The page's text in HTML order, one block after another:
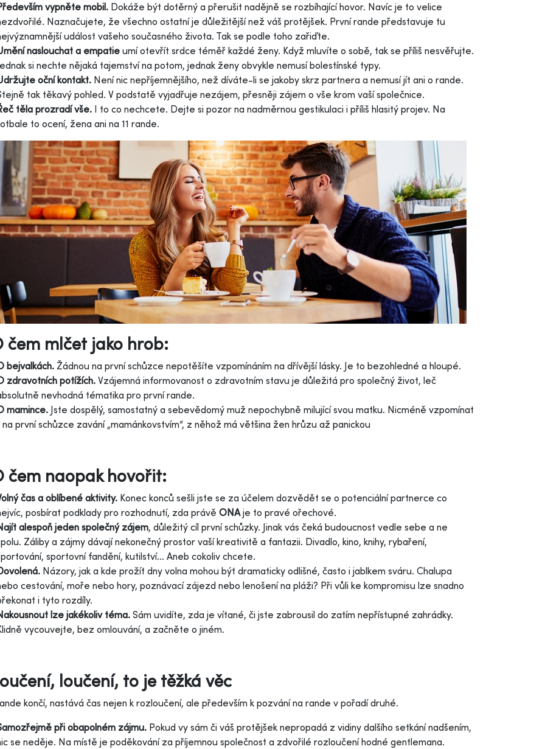
vypněte mobil. Dokáže být dotěrný a přerušit nadějně se rozbíhající hovor. Navíc je to velice
Naznačujete, že všechno ostatní je důležitější než váš protějšek. První rande představuje tu
událost vašeho současného života. Tak se podle toho zařiďte.
naslouchat a empatie umí otevřít srdce téměř každé ženy. Když mluvíte o sobě, tak se příliš nesvěřujte.
si nechte nějaká tajemství na potom, jednak ženy obvykle nemusí bolestínské typy.
oční kontakt. Není nic nepříjemnějšího, než díváte-li se jakoby skrz partnera a nemusí jít ani o rande.
tak těkavý pohled. V podstatě vyjadřuje nezájem, přesněji zájem o vše krom vaší společnice.
těla prozradí vše. I to co nechcete. Dejte si pozor na nadměrnou gestikulaci i příliš hlasitý projev. Na
to ocení, žena ani na 11 rande.
čem mlčet jako hrob:
bejvalkách. Žádnou na první schůzce nepotěšíte vzpomínáním na dřívější lásky. Je to bezohledné a hloupé.
zdravotních potížích. Vzájemná informovanost o zdravotním stavu je důležitá pro společný život, leč
nevhodná tématika pro první rande.
mamince. Jste dospělý, samostatný a sebevědomý muž nepochybně milující svou matku. Nicméně vzpomínat
na první schůzce zavání „mamánkovstvím“, z něhož má většina žen hrůzu až panickou
čem naopak hovořit:
čas a oblíbené aktivity. Konec konců sešli jste se za účelem dozvědět se o potenciální partnerce co
posbírat podklady pro rozhodnutí, zda právě ONAje to pravé ořechové.
alespoň jeden společný zájem, důležitý cíl první schůzky. Jinak vás čeká budoucnost vedle sebe a ne
Záliby a zájmy dávají nekonečný prostor vaší kreativitě a fantazii. Divadlo, kino, knihy, rybaření,
sportovní fandění, kutilství… Aneb cokoliv chcete.
Názory, jak a kde prožít dny volna mohou být dramaticky odlišné, často i jablkem sváru. Chalupa
cestování, moře nebo hory, poznávací zájezd nebo lenošení na pláži? Při vůli ke kompromisu lze snadno
i tyto rozdíly.
lze jakékoliv téma. Sám uvidíte, zda je vítané, či jste zabrousil do zatím nepřístupné zahrádky.
vycouvejte, bez omlouvání, a začněte o jiném.
loučení, to je těžká věc
končí, nastává čas nejen k rozloučení, ale především k pozvání na rande v pořadí druhé.
při obapolném zájmu. Pokud vy sám či váš protějšek nepropadá z vidiny dalšího setkání nadšením,
se neděje. Na místě je poděkování za příjemnou společnost a zdvořilé rozloučení hodné gentlemana.